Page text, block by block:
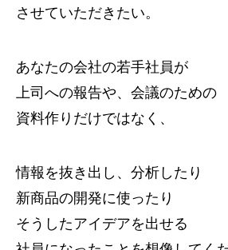
させていただきたい。
あなたの会社の若手社員が
上司への報告や、会議のための
資料作りだけではなく、
情報を抜き出し、分析したり
新商品の開発に使ったり
そうしたアイデアを出せる